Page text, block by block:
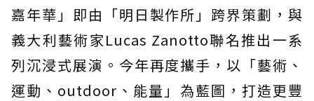
嘉年華」即由「明日製作所」跨界策劃，與
義大利藝術家Lucas Zanotto聯名推出一系
列沉浸式展演。今年再度攜手，以「藝術、
運動、outdoor、能量」為藍圖，打造更豐